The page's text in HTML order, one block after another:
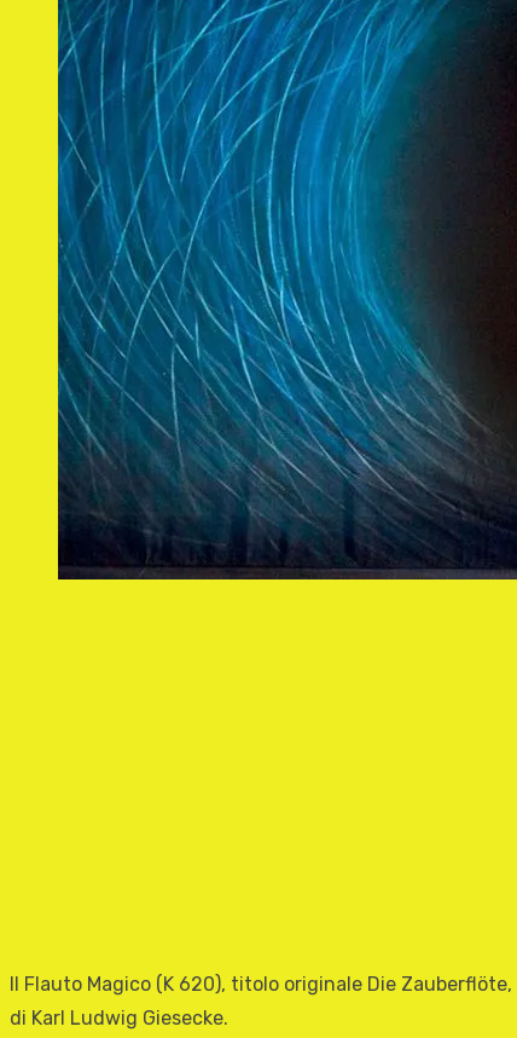
Il Flauto Magico (K 620), titolo originale Die
di Karl Ludwig Giesecke.